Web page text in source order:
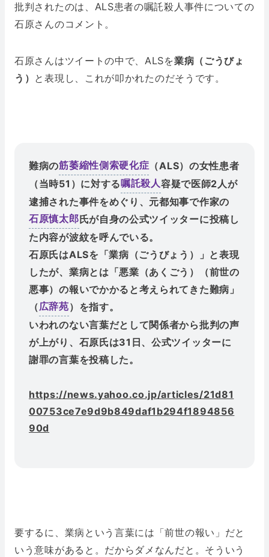
批判されたのは、ALS患者の嘱託殺人事件についての
石原さんのコメント。
石原さんはツイートの中で、ALSを業病（ごうびょ
う） と表現し、これが叩かれたのだそうです。
難病の筋萎縮性側索硬化症（ALS）の女性患者
（当時51）に対する 嘱託殺人容疑で医師2人が
逮捕された事件をめぐり、元都知事で作家の
石原慎太郎氏が自身の公式ツイッターに投稿し
た内容が波紋を呼んでいる。
石原氏はALSを「業病（ごうびょう）」と表現
したが、業病とは「悪業（あくごう）（前世の
悪事）の報いでかかると考えられてきた難病」
（広辞苑）を指す。
いわれのない言葉だとして関係者から批判の声
が上がり、石原氏は31日、公式ツイッターに
謝罪の言葉を投稿した。
https://news.yahoo.co.jp/articles/21d81
00753ce7e9d9b849daf1b294f1894856
90d
要するに、業病という言葉には「前世の報い」だと
いう意味があると。だからダメなんだと。そういう